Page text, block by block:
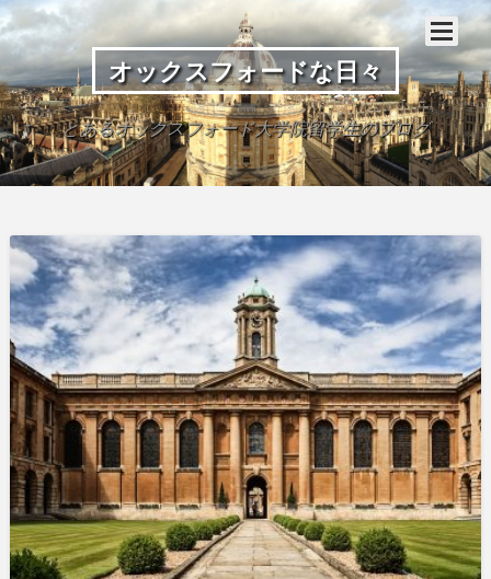
オックスフォードな日々
とあるオックスフォード大学院留学生のブログ